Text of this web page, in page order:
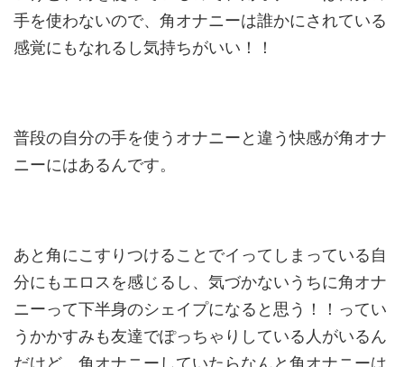
手を使わないので、角オナニーは誰かにされている
感覚にもなれるし気持ちがいい！！
普段の自分の手を使うオナニーと違う快感が角オナ
ニーにはあるんです。
あと角にこすりつけることでイってしまっている自
分にもエロスを感じるし、気づかないうちに角オナ
ニーって下半身のシェイプになると思う！！ってい
うかかすみも友達でぽっちゃりしている人がいるん
だけど、角オナニーしていたらなんと角オナニーは